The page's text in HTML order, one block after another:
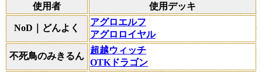
使用者 使用デッキ
NoD｜どんよく
アグロエルフ
アグロロイヤル
不死鳥のみきるん
超越ウィッチ
OTKドラゴン